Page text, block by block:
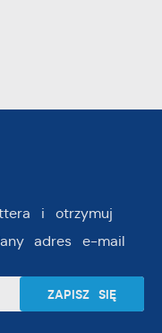
i otrzymuj
adres e-mail